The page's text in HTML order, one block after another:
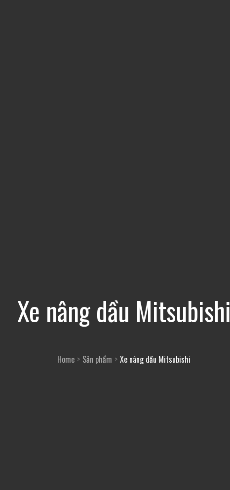
Xe nâng dầu Mitsubishi
Home Sản phẩm Xe nâng dầu Mitsubishi